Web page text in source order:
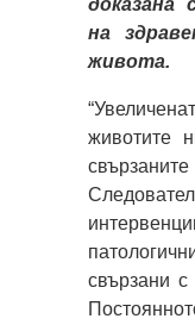
на
живота.
животите
свързани с